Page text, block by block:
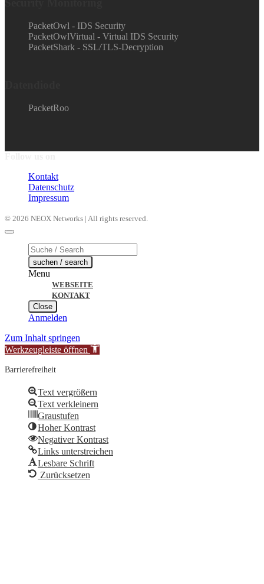
PacketOwl - IDS Security
PacketOwlVirtual - Virtual IDS Security
PacketShark - SSL/TLS-Decryption
PacketRoo
Kontakt
Datenschutz
Impressum
© 2026 NEOX Networks | All rights reserved.
Products
search
suchen / search
Menu
WEBSEITE
KONTAKT
Close
Anmelden
Zum Inhalt springen
Werkzeugleiste öffnen
Barrierefreiheit
Text vergrößern
Text verkleinern
Graustufen
Hoher Kontrast
Negativer Kontrast
Links unterstreichen
Lesbare Schrift
Zurücksetzen